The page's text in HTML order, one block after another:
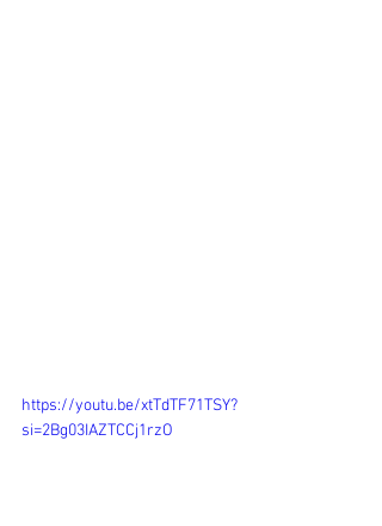
https://youtu.be/xtTdTF71TSY?
si=2Bg03IAZTCCj1rzO